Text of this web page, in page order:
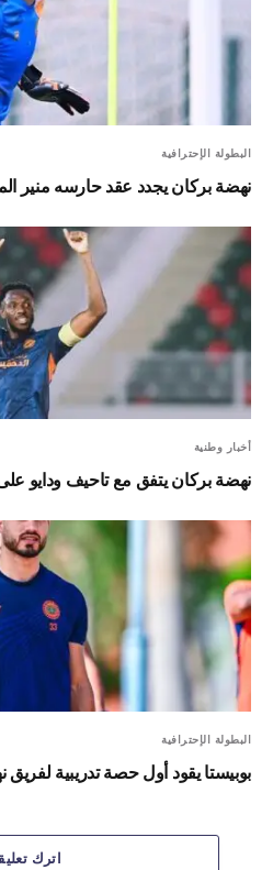
البطولة الإحترافية
نهضة بركان يجدد عقد حارسه منير
أخبار وطنية
نهضة بركان يتفق مع تاحيف ودايو
البطولة الإحترافية
بوبيستا يقود أول حصة تدريبية
اترك